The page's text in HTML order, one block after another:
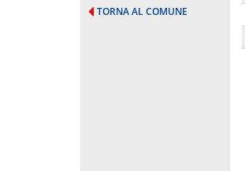
TORNA AL COMUNE